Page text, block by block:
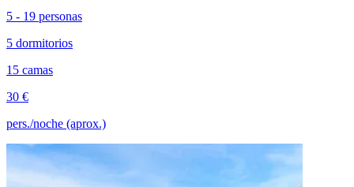
5 - 19 personas
5 dormitorios
15 camas
30 €
pers./noche (aprox.)